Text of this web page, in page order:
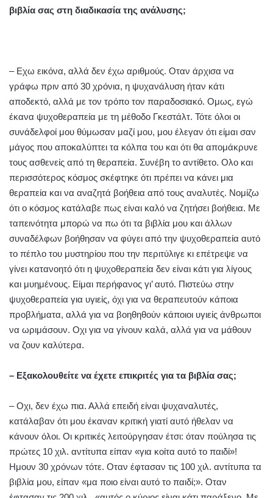
βιβλία σας στη διαδικασία της ανάλυσης;
– Εχω εικόνα, αλλά δεν έχω αριθμούς. Οταν άρχισα να
γράφω πριν από 30 χρόνια, η ψυχανάλυση ήταν κάτι
αποδεκτό, αλλά με τον τρόπο τον παραδοσιακό. Ομως, εγώ
έκανα ψυχοθεραπεία με τη μέθοδο Γκεστάλτ. Τότε όλοι οι
συνάδελφοί μου θύμωσαν μαζί μου, μου έλεγαν ότι είμαι σαν
μάγος που αποκαλύπτει τα κόλπα του και ότι θα απομάκρυνε
τους ασθενείς από τη θεραπεία. Συνέβη το αντίθετο. Ολο και
περισσότερος κόσμος σκέφτηκε ότι πρέπει να κάνει μια
θεραπεία και να αναζητά βοήθεια από τους αναλυτές. Νομίζω
ότι ο κόσμος κατάλαβε πως είναι καλό να ζητήσει βοήθεια. Με
ταπεινότητα μπορώ να πω ότι τα βιβλία μου και άλλων
συναδέλφων βοήθησαν να φύγει από την ψυχοθεραπεία αυτό
το πέπλο του μυστηρίου που την περιτύλιγε κι επέτρεψε να
γίνει κατανοητό ότι η ψυχοθεραπεία δεν είναι κάτι για λίγους
και μυημένους. Είμαι περήφανος γι’ αυτό. Πιστεύω στην
ψυχοθεραπεία για υγιείς, όχι για να θεραπευτούν κάποια
προβλήματα, αλλά για να βοηθηθούν κάποιοι υγιείς άνθρωποι
να ωριμάσουν. Οχι για να γίνουν καλά, αλλά για να μάθουν
να ζουν καλύτερα.
– Εξακολουθείτε να έχετε επικριτές για τα βιβλία σας;
– Οχι, δεν έχω πια. Αλλά επειδή είναι ψυχαναλυτές,
κατάλαβαν ότι μου έκαναν κριτική γιατί αυτό ήθελαν να
κάνουν όλοι. Οι κριτικές λειτούργησαν έτσι: όταν πούλησα τις
πρώτες 10 χιλ. αντίτυπα είπαν «για κοίτα αυτό το παιδί»!
Ημουν 30 χρόνων τότε. Οταν έφτασαν τις 100 χιλ. αντίτυπα τα
βιβλία μου, είπαν «μα ποιο είναι αυτό το παιδί;». Οταν